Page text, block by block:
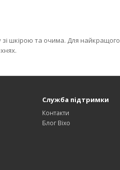
шкірою та очима. Для найкращого
Служба підтримки
Контакти
Блог Bixo